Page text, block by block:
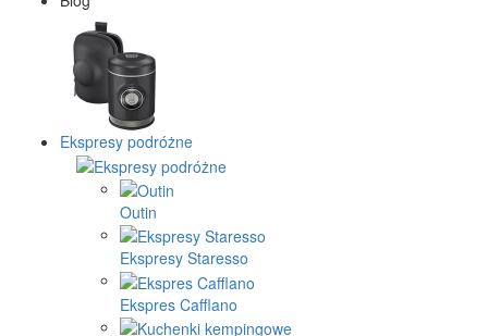
Ekspresy podróżne
Outin
Ekspresy Staresso
Ekspres Cafflano